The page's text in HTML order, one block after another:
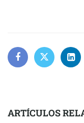
ARTÍCULOS